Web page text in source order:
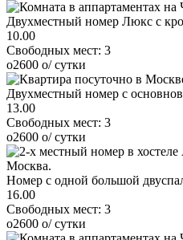
Двухместный номер Люкс с
10.00
Свободных мест: 3
o2600 o/ сутки
Двухместный номер с
13.00
Свободных мест: 3
o2600 o/ сутки
Номер с одной большой
16.00
Свободных мест: 3
o2600 o/ сутки